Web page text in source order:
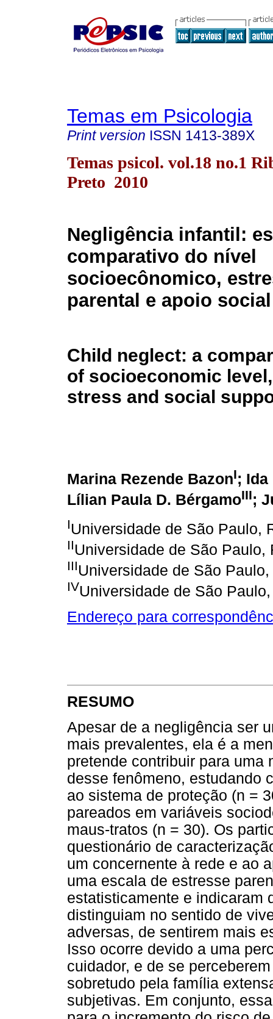
Temas em Psicologia
Print version ISSN 1413-389X
Temas psicol. vol.18 no.1
Preto 2010
Negligência infantil:
comparativo do nível
socioecônomico,
parental e apoio social
Child neglect: a
of socioeconomic
stress and social
Marina Rezende BazonI; Ida
Lílian Paula D. BérgamoIII;
IUniversidade de São Paulo,
IIUniversidade de São Paulo,
IIIUniversidade de São
IVUniversidade de São
Endereço para
RESUMO
Apesar de a negligência ser
mais prevalentes, ela é a
pretende contribuir para uma
desse fenômeno, estudando
ao sistema de proteção (n =
pareados em variáveis
maus-tratos (n = 30). Os
questionário de
um concernente à rede e ao
uma escala de estresse
estatisticamente e indicaram
distinguiam no sentido de
adversas, de sentirem mais
Isso ocorre devido a uma
cuidador, e de se
sobretudo pela família
subjetivas. Em conjunto,